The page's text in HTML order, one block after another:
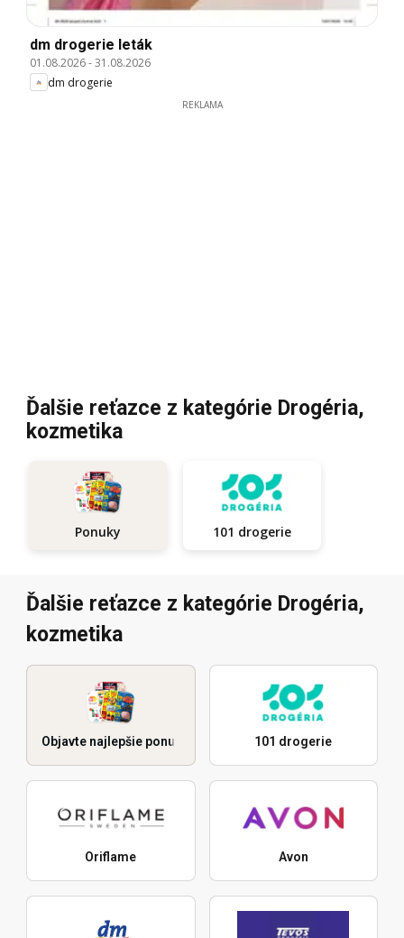
dm drogerie leták
01.08.2026-31.08.2026
dm drogerie
REKLAMA
Ďalšie reťazce z kategórie Drogéria,
kozmetika
Ponuky 101 drogerie
Ďalšie reťazce z kategórie Drogéria,
kozmetika
Objavte najlepšie ponuky 101 drogerie
Oriflame Avon